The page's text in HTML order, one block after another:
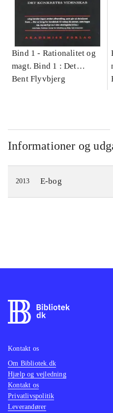
Bind 1 - Rationalitet og
magt. Bind 1 : Det
konkretes videnskab
Bent Flyvbjerg
Informationer og
2013 E-bog
Kontakt os
Om Bibliotek.dk
Hjælp og vejledning
Kontakt os
Privatlivspolitik
Leverandører